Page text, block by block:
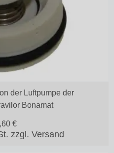
der Luftpumpe der
Bonamat
zzgl. Versand
€